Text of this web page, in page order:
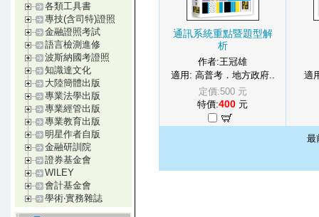
各類工具書
專技(含司特)證照
金融證照考試
語言檢測進修
波斯納國考證照
知識達文化
大陸簡體出版
專業法學出版
專業經管出版
專業教育出版
明星作者自版
金融研訓院
證券基金會
WILEY
會計基金會
學術‧實務雜誌
通訊系統重點暨題型解
析
作者:王冠雄
適用: 高普考．地方政府..
定價:500 元
特價:400 元
適
最